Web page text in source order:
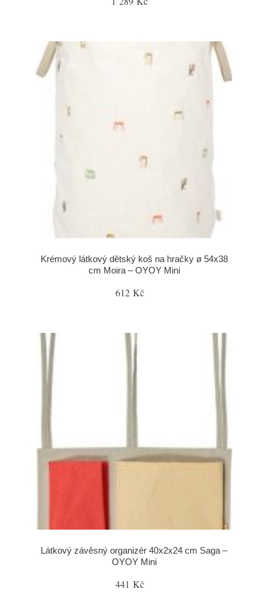
Krémový látkový dětský koš na hračky ø 54x38
cm Moira – OYOY Mini
612 Kč
Látkový závěsný organizér 40x2x24 cm Saga –
OYOY Mini
441 Kč